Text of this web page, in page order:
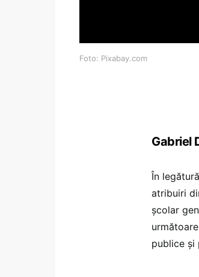
Foto: Pixabay.com
Gabriel
În
atribuiri
școlar
publice și